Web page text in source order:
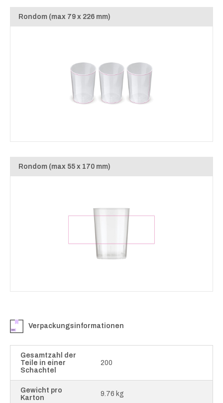
Rondom (max 79 x 226 mm)
Rondom (max 55 x 170 mm)
Verpackungsinformationen
Gesamtzahl der
Teile in einer
Schachtel
200
Gewicht pro
Karton
9.76 kg